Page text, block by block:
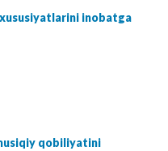
inobatga
qobiliyatini